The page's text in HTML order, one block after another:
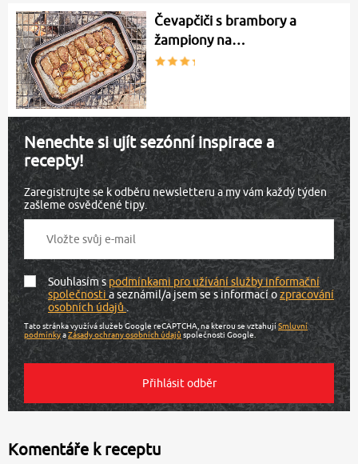
Čevapčiči s brambory a
žampiony na…
Nenechte si ujít sezónní inspirace a
recepty!
Zaregistrujte se k odběru newsletteru a my vám každý týden
zašleme osvědčené tipy.
Souhlasím spodmínkami pro užívání služby informační
společnostia seznámil/a jsem se s informací ozpracování
osobních údajů.
Tato stránka využívá služeb Google reCAPTCHA, na kterou se vztahujíSmluvní
podmínkyaZásady ochrany osobních údajů společnosti Google.
Komentáře k receptu